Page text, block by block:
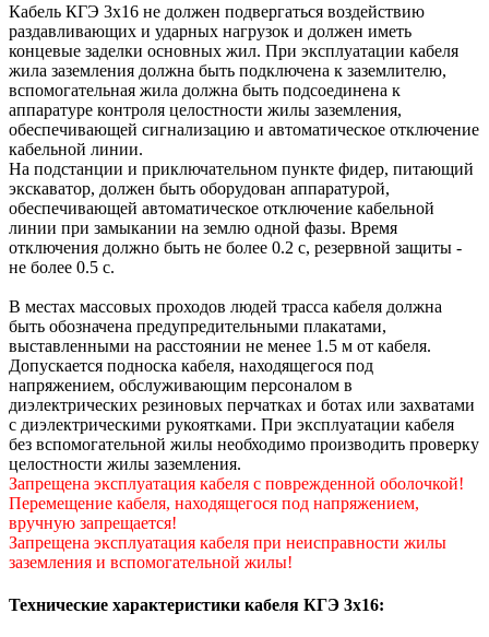
Кабель КГЭ 3х16 не должен подвергаться воздействию
раздавливающих и ударных нагрузок и должен иметь
концевые заделки основных жил. При эксплуатации кабеля
жила заземления должна быть подключена к заземлителю,
вспомогательная жила должна быть подсоединена к
аппаратуре контроля целостности жилы заземления,
обеспечивающей сигнализацию и автоматическое отключение
кабельной линии.
На подстанции и приключательном пункте фидер, питающий
экскаватор, должен быть оборудован аппаратурой,
обеспечивающей автоматическое отключение кабельной
линии при замыкании на землю одной фазы. Время
отключения должно быть не более 0.2 с, резервной защиты -
не более 0.5 с.
В местах массовых проходов людей трасса кабеля должна
быть обозначена предупредительными плакатами,
выставленными на расстоянии не менее 1.5 м от кабеля.
Допускается подноска кабеля, находящегося под
напряжением, обслуживающим персоналом в
диэлектрических резиновых перчатках и ботах или захватами
с диэлектрическими рукоятками. При эксплуатации кабеля
без вспомогательной жилы необходимо производить проверку
целостности жилы заземления.
Запрещена эксплуатация кабеля с поврежденной оболочкой!
Перемещение кабеля, находящегося под напряжением,
вручную запрещается!
Запрещена эксплуатация кабеля при неисправности жилы
заземления и вспомогательной жилы!
Технические характеристики кабеля КГЭ 3х16: